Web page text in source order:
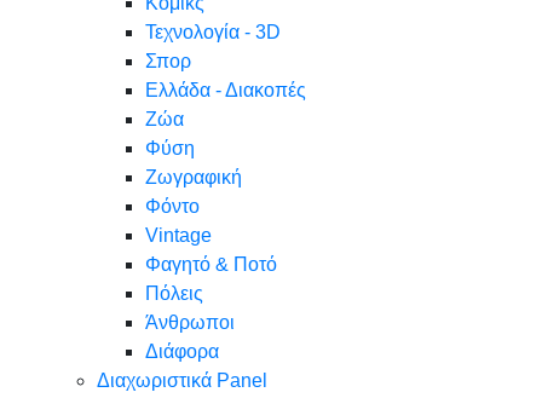
Τεχνολογία - 3D
Σπορ
Ελλάδα - Διακοπές
Ζώα
Φύση
Ζωγραφική
Φόντο
Vintage
Φαγητό & Ποτό
Πόλεις
Άνθρωποι
Διάφορα
Διαχωριστικά Panel